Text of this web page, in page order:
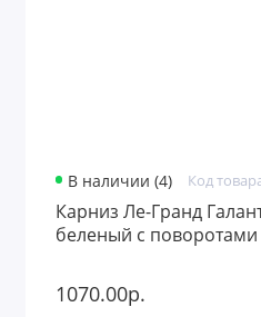
В наличии (4) Код
Карниз Ле-Гранд
беленый с поворотами
1070.00р.